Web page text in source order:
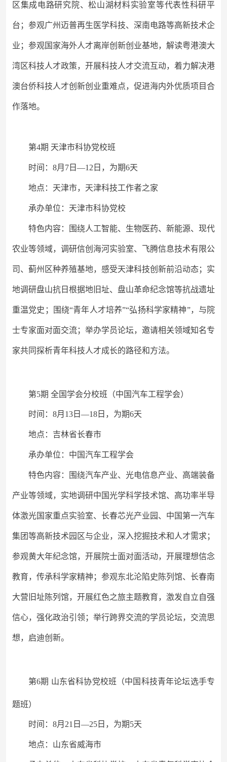
区集成电路研究院、松山湖材料实验室等代表性科研平
台；参观广州迈普再生医学科技、深南电路等高新技术企
业；参观国家海外人才离岸创新创业基地，解读粤港澳大
湾区科技人才政策，开展科技人才交流互动，着力解决港
澳台侨科技人才创新创业重难点，促进海内外优质项目合
作落地。
第4期 天津市科协党校班
时间： 8月7日—12日 ，为期6天
地点：天津市，天津科技工作者之家
承办单位：天津市科协党校
特色内容：围绕人工智能、生物医药、新能源、现代
农业等领域，调研信创海河实验室、飞腾信息技术有限公
司、蓟州区种养殖基地，感受天津科技创新前沿动态；实
地调研盘山抗日根据地旧址、盘山革命纪念馆等抗战遗址
重温党史；围绕“青年人才培养”“弘扬科学家精神”，与院
士专家面对面交流；举办学员论坛，邀请相关领域知名专
家共同探析青年科技人才成长的路径和方法。
第5期 全国学会分校班（中国汽车工程学会）
时间： 8月13日—18日，为期6天
地点：吉林省长春市
承办单位：中国汽车工程学会
特色内容：围绕汽车产业、光电信息产业、高端装备
产业等领域，实地调研中国光学科学技术馆、高功率半导
体激光国家重点实验室、长春芯光产业园、中国第一汽车
集团等高新技术园区与企业，深入挖掘技术和人才需求；
参观黄大年纪念馆，开展院士面对面活动，开展理想信念
教育，传承科学家精神；参观东北沦陷史陈列馆、长春南
大营旧址陈列馆，开展红色之旅主题教育，激发自立自强
信心，强化政治引领；举行跨界交流的学员论坛，交流思
想，启迪创新。
第6期 山东省科协党校班（中国科技青年论坛选手专
题班）
时间： 8月21日—25日，为期5天
地点：山东省威海市